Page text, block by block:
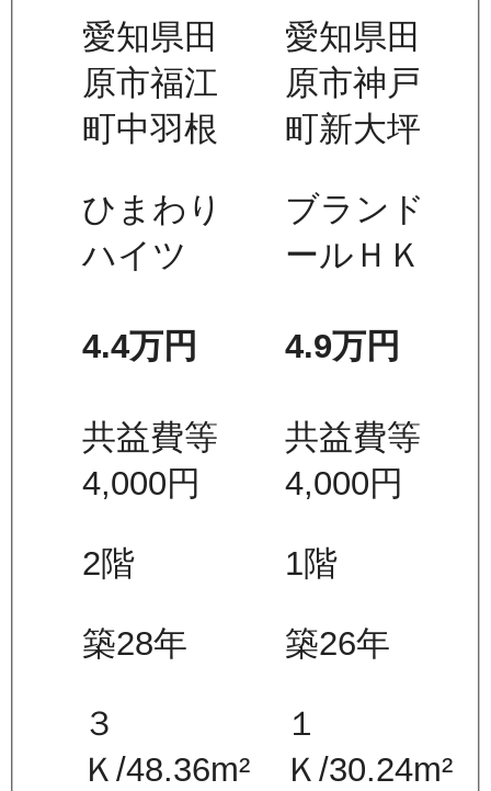
愛知県田
原市福江
町中羽根
ひまわり
ハイツ
4.4万円
共益費等
4,000円
2階
築28年
３
Ｋ/48.36m²
愛知県田
原市神戸
町新大坪
ブランド
ールＨＫ
4.9万円
共益費等
4,000円
1階
築26年
１
Ｋ /30.24m²